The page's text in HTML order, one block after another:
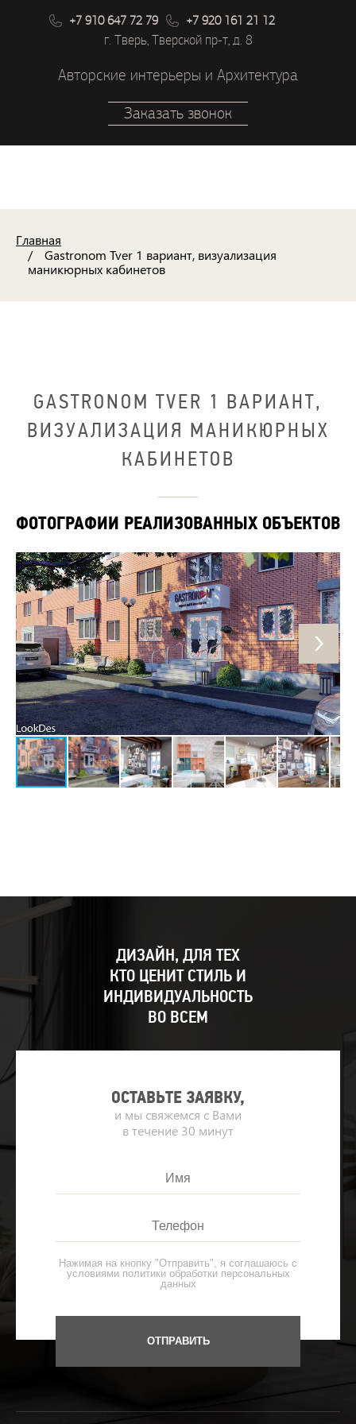
+7 910 647 72 79 +7 920 161 21 12
г. Тверь, Тверской пр-т, д. 8
Авторские интерьеры и Архитектура
Заказать звонок
Главная
Gastronom Tver 1 вариант, визуализация
маникюрных кабинетов
GASTRONOM TVER 1 ВАРИАНТ,
ВИЗУАЛИЗАЦИЯ МАНИКЮРНЫХ
КАБИНЕТОВ
ФОТОГРАФИИ РЕАЛИЗОВАННЫХ ОБЪЕКТОВ
ДИЗАЙН, ДЛЯ ТЕХ
КТО ЦЕНИТ СТИЛЬ И
ИНДИВИДУАЛЬНОСТЬ
ВО ВСЕМ
ОСТАВЬТЕ ЗАЯВКУ,
и мы свяжемся с Вами
в течение 30 минут
Нажимая на кнопку "Отправить", я соглашаюсь с
условиями политики обработки персональных
данных